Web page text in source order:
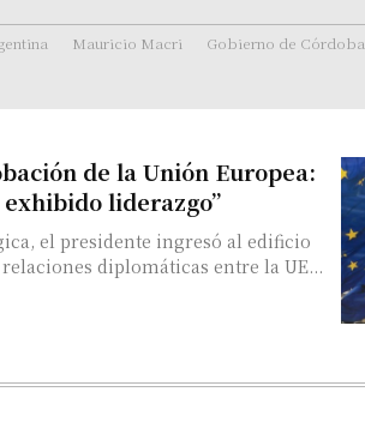
Mauricio Macri Gobierno de Córdoba
de la Unión Europea:
liderazgo”
el presidente ingresó al edificio
diplomáticas entre la UE...